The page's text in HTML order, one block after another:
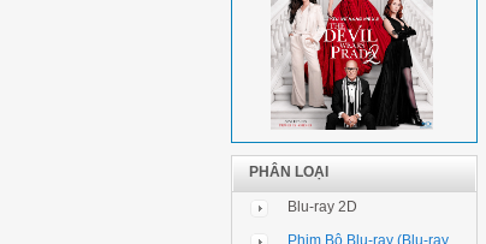
PHÂN LOẠI
Blu-ray 2D
Phim Bộ Blu-ray (Blu-ray